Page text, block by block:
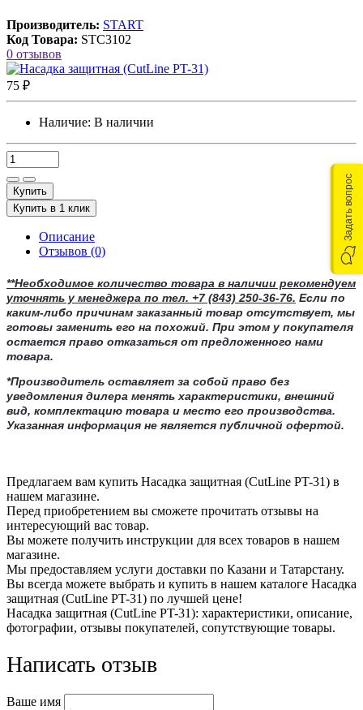
Производитель: START
Код Товара: STC3102
0 отзывов
75 ₽
Наличие: В наличии
Купить
Купить в 1 клик
Описание
Отзывов (0)
**Необходимое количество товара в наличии рекомендуем
уточнять у менеджера по тел. +7 (843) 250-36-76. Если по
каким-либо причинам заказанный товар отсутствует, мы
готовы заменить его на похожий. При этом у покупателя
остается право отказаться от предложенного нами
товара.
*Производитель оставляет за собой право без
уведомления дилера менять характеристики, внешний
вид, комплектацию товара и место его производства.
Указанная информация не является публичной офертой.
Предлагаем вам купить Насадка защитная (CutLine PT-31) в
нашем магазине.
Перед приобретением вы сможете прочитать отзывы на
интересующий вас товар.
Вы можете получить инструкции для всех товаров в нашем
магазине.
Мы предоставляем услуги доставки по Казани и Татарстану.
Вы всегда можете выбрать и купить в нашем каталоге Насадка
защитная (CutLine PT-31) по лучшей цене!
Насадка защитная (CutLine PT-31): характеристики, описание,
фотографии, отзывы покупателей, сопутствующие товары.
Написать отзыв
Ваше имя
Задать вопрос